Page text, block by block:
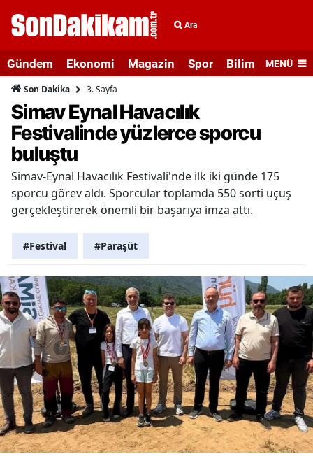
Ara
Gündem Ekonomi Magazin Spor Bilim veMENÜ
Son Dakika 3. Sayfa
Simav Eynal Havacılık
Festivalinde yüzlerce sporcu
buluştu
Simav-Eynal Havacılık Festivali'nde ilk iki günde 175
sporcu görev aldı. Sporcular toplamda 550 sorti uçuş
gerçekleştirerek önemli bir başarıya imza attı.
#Festival #Paraşüt